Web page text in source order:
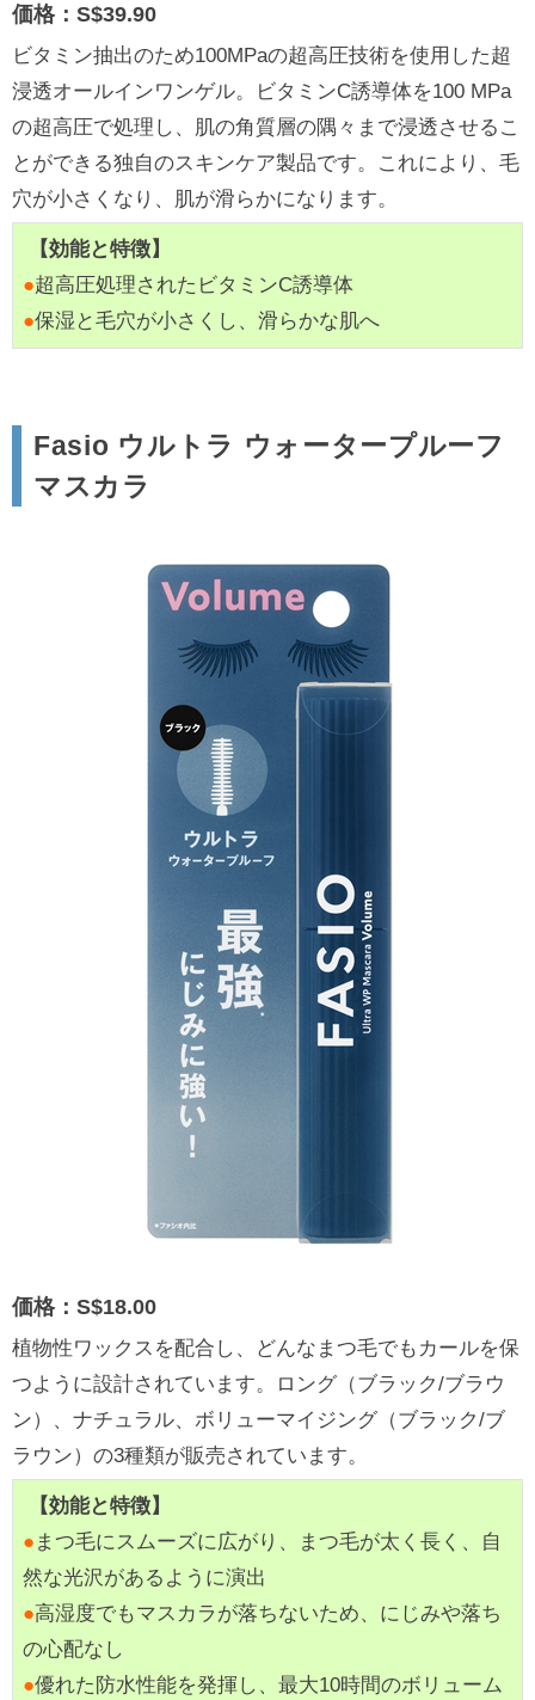
価格：S$39.90
ビタミン抽出のため100MPaの超高圧技術を使用した超
浸透オールインワンゲル。ビタミンC誘導体を100 MPa
の超高圧で処理し、肌の角質層の隅々まで浸透させるこ
とができる独自のスキンケア製品です。これにより、毛
穴が小さくなり、肌が滑らかになります。
【効能と特徴】
●超高圧処理されたビタミンC誘導体
●保湿と毛穴が小さくし、滑らかな肌へ
Fasio ウルトラ ウォータープルーフ
マスカラ
価格：S$18.00
植物性ワックスを配合し、どんなまつ毛でもカールを保
つように設計されています。ロング（ブラック/ブラウ
ン）、ナチュラル、ボリューマイジング（ブラック/ブ
ラウン）の3種類が販売されています。
【効能と特徴】
● まつ毛にスムーズに広がり、まつ毛が太く長く、自
然な光沢があるように演出
●高湿度でもマスカラが落ちないため、にじみや落ち
の心配なし
●優れた防水性能を発揮し、最大10時間のボリューム